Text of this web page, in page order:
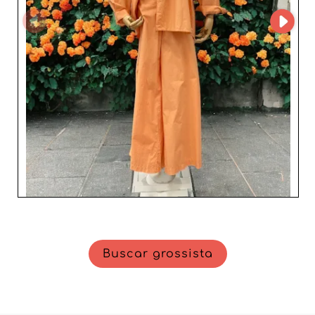
FreeStyle Mode GmbH, os profissionais de moda têm a
certeza de colaborar com um parceiro que entende
tanto a importância das tendências atuais quanto a
necessidade de um serviço impecável. Assim, escolher
FreeStyle Mode GmbH é garantir um parceiro sólido para
impulsionar seu negócio com produtos de moda
feminina que combinam qualidade, estilo e inovação.
Buscar grossista